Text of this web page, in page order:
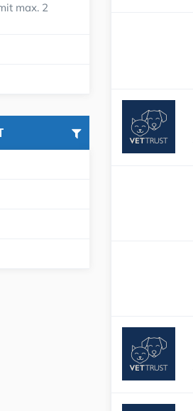
max. 2